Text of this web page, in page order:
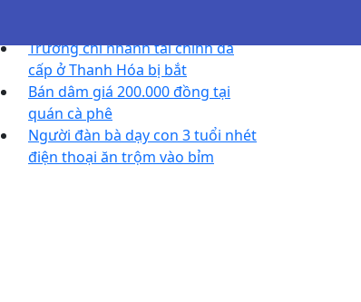
Trưởng chi nhánh tài chính đa
cấp ở Thanh Hóa bị bắt
Bán dâm giá 200.000 đồng tại
quán cà phê
Người đàn bà dạy con 3 tuổi nhét
điện thoại ăn trộm vào bỉm